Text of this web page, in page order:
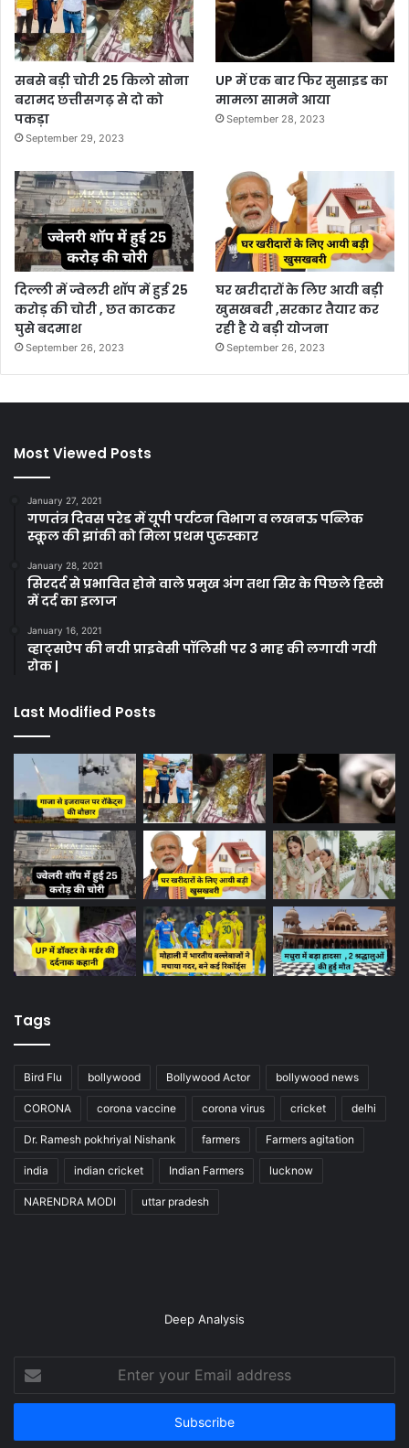
सबसे बड़ी चोरी 25 किलो सोना
बरामद छत्तीसगढ़ से दो को
पकड़ा
September 29, 2023
UP में एक बार फिर सुसाइड का
मामला सामने आया
September 28, 2023
दिल्ली में ज्वेलरी शॉप में हुई 25
करोड़ की चोरी , छत काटकर
घुसे बदमाश
September 26, 2023
घर खरीदारों के लिए आयी बड़ी
खुसखबरी ,सरकार तैयार कर
रही है ये बड़ी योजना
September 26, 2023
Most Viewed Posts
January 27, 2021
गणतंत्र दिवस परेड में यूपी पर्यटन विभाग व लखनऊ पब्लिक
स्कूल की झांकी को मिला प्रथम पुरुस्कार
January 28, 2021
सिरदर्द से प्रभावित होने वाले प्रमुख अंग तथा सिर के पिछले हिस्से
में दर्द का इलाज
January 16, 2021
व्हाट्सऐप की नयी प्राइवेसी पॉलिसी पर 3 माह की लगायी गयी
रोक |
Last Modified Posts
Tags
Bird Flu bollywood Bollywood Actor bollywood news
CORONA corona vaccine corona virus cricket delhi
Dr. Ramesh pokhriyal Nishank farmers Farmers agitation
india indian cricket Indian Farmers lucknow
NARENDRA MODI uttar pradesh
Deep Analysis
your
Email